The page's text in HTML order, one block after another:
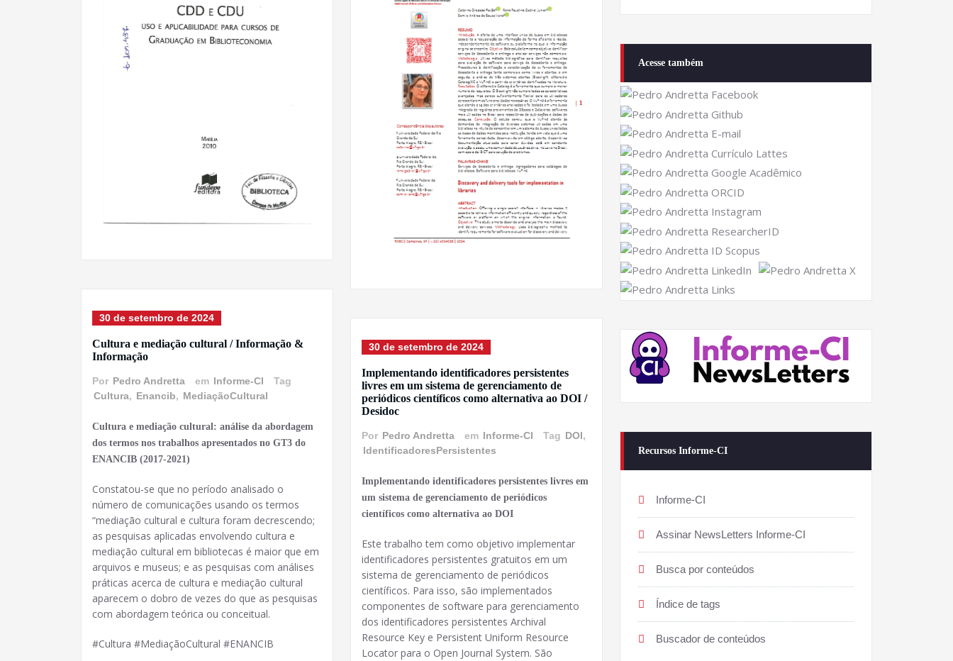
30 de setembro de 2024
Cultura e mediação cultural / Informação &
Informação
Por Pedro Andretta em Informe-CI
Tag
Cultura, Enancib, MediaçãoCultural
Cultura e mediação cultural: análise da abordagem
dos termos nos trabalhos apresentados no GT3 do
ENANCIB (2017-2021)
Constatou-se que no período analisado o
número de comunicações usando os termos
“mediação cultural e cultura foram decrescendo;
as pesquisas aplicadas envolvendo cultura e
mediação cultural em bibliotecas é maior que em
arquivos e museus; e as pesquisas com análises
práticas acerca de cultura e mediação cultural
aparecem o dobro de vezes do que as pesquisas
com abordagem teórica ou conceitual.
#Cultura #MediaçãoCultural #ENANCIB
30 de setembro de 2024
Implementando identificadores persistentes
livres em um sistema de gerenciamento de
periódicos científicos como alternativa ao DOI /
Desidoc
Por Pedro Andretta em Informe-CI Tag DOI,
IdentificadoresPersistentes
Implementando identificadores persistentes livres em
um sistema de gerenciamento de periódicos
científicos como alternativa ao DOI
Este trabalho tem como objetivo implementar
identificadores persistentes gratuitos em um
sistema de gerenciamento de periódicos
científicos. Para isso, são implementados
componentes de software para gerenciamento
dos identificadores persistentes Archival
Resource Key e Persistent Uniform Resource
Locator para o Open Journal System. São
Acesse também
Recursos Informe-CI
Informe-CI
Assinar NewsLetters Informe-CI
Busca por conteúdos
Índice de tags
Buscador de conteúdos